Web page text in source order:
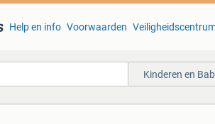
Help en info Voorwaarden
Kinderen en